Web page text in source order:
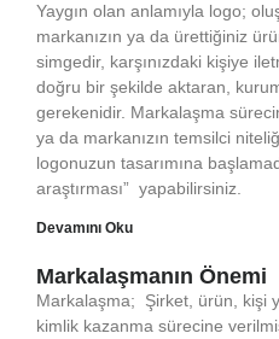
Yaygın olan anlamıyla logo;
markanızın ya da ürettiğiniz
simgedir, karşınızdaki kişiye
doğru bir şekilde aktaran,
gerekenidir. Markalaşma
ya da markanızın temsilci
logonuzun tasarımına
araştırması” yapabilirsiniz.
Devamını Oku
Markalaşmanın Önemi
Markalaşma; Şirket, ürün, kişi
kimlik kazanma sürecine